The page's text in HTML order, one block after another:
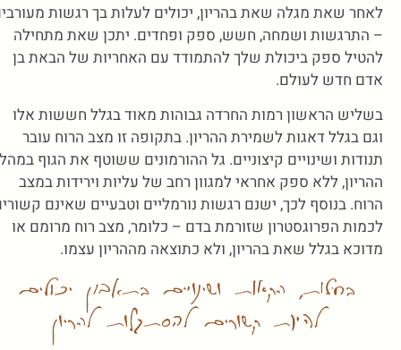
לאחר שאת מגלה שאת בהריון, יכולים לעלות בך רגשות
– התרגשות ושמחה, חשש, ספק ופחדים. יתכן שאת מתחילה
להטיל ספק ביכולת שלך להתמודד עם האחריות של הבאת בן
אדם חדש לעולם.
בשליש הראשון רמות החרדה גבוהות מאוד בגלל חששות אלו
וגם בגלל דאגות לשמירת ההריון. בתקופה זו מצב הרוח עובר
תנודות ושינויים קיצוניים. גל ההורמונים ששוטף את הגוף
ההריון, ללא ספק אחראי למגוון רחב של עליות וירידות במצב
הרוח. בנוסף לכך, ישנם רגשות נורמליים וטבעיים שאינם
לכמות הפרוגסטרון שזורמת בדם – כלומר, מצב רוח מרומם או
מדוכא בגלל שאת בהריון, ולא כתוצאה מההריון עצמו.
בחילות, הקאות ושינויים בתאבון יכולים
להיות קשורים להסתגלות להריון